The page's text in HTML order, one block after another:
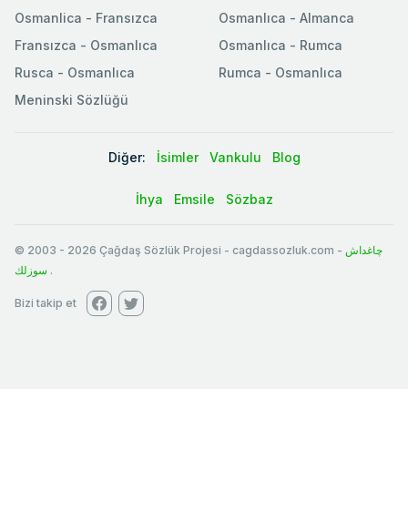
Osmanlica - Fransızca
Fransızca - Osmanlıca
Rusca - Osmanlıca
Meninski Sözlüğü
Osmanlıca - Almanca
Osmanlıca - Rumca
Rumca - Osmanlıca
Diğer: İsimler Vankulu Blog
İhya Emsile Sözbaz
© 2003 - 2026 Çağdaş Sözlük Projesi - cagdassozluk.com - چاغداش
سوزلك .
Bizi takip et